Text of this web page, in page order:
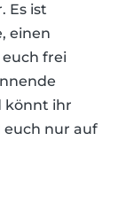
Es ist
einen
frei
könnt ihr
euch nur auf